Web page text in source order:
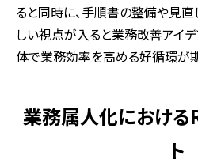
ると同時に、手順書の整備や見直
しい視点が入ると業務改善アイ
体で業務効率を高める好循環が
業務属人化における
ト